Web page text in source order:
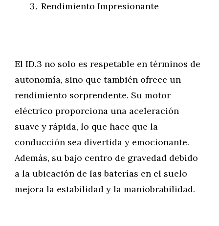
Rendimiento Impresionante
El ID.3 no solo es respetable en términos de
autonomía, sino que también ofrece un
rendimiento sorprendente. Su motor
eléctrico proporciona una aceleración
suave y rápida, lo que hace que la
conducción sea divertida y emocionante.
Además, su bajo centro de gravedad debido
a la ubicación de las baterías en el suelo
mejora la estabilidad y la maniobrabilidad.